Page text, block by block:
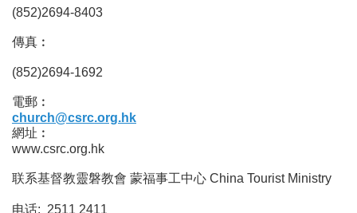
(852)2694-8403
傳真︰
(852)2694-1692
電郵︰
church@csrc.org.hk
網址︰
www.csrc.org.hk
联系基督教靈磐教會 蒙福事工中心 China Tourist Ministry
电话: 2511 2411